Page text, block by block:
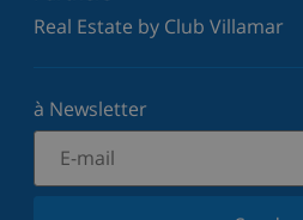
Real Estate by Club Villamar
à Newsletter